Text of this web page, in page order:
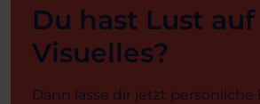
Du hast Lust auf
Visuelles?
Dann lasse dir jetzt persönliche